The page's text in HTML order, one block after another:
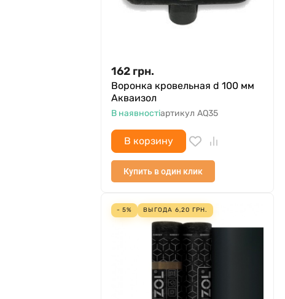
162 грн.
Воронка кровельная d 100 мм
Акваизол
В наявностіартикул AQ35
В корзину
Купить в один клик
- 5% ВЫГОДА 6,20 ГРН.